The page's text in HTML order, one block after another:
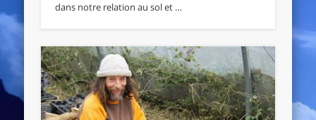
dans notre relation au sol et …